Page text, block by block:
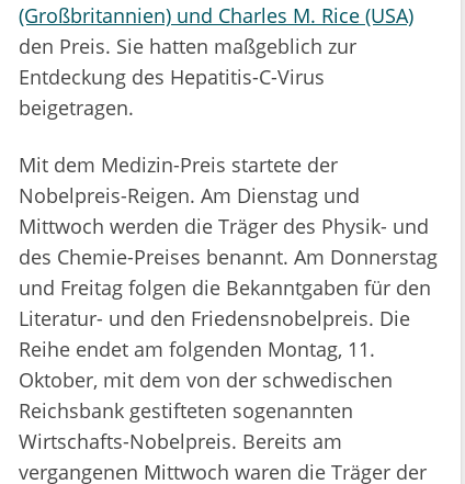
(Großbritannien) und Charles M. Rice (USA)
den Preis. Sie hatten maßgeblich zur
Entdeckung des Hepatitis-C-Virus
beigetragen.
Mit dem Medizin-Preis startete der
Nobelpreis-Reigen. Am Dienstag und
Mittwoch werden die Träger des Physik- und
des Chemie-Preises benannt. Am Donnerstag
und Freitag folgen die Bekanntgaben für den
Literatur- und den Friedensnobelpreis. Die
Reihe endet am folgenden Montag, 11.
Oktober, mit dem von der schwedischen
Reichsbank gestifteten sogenannten
Wirtschafts-Nobelpreis. Bereits am
vergangenen Mittwoch waren die Träger der